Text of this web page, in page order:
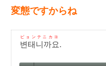
変態ですからね
변태니까요
ピョンテニカヨ
.